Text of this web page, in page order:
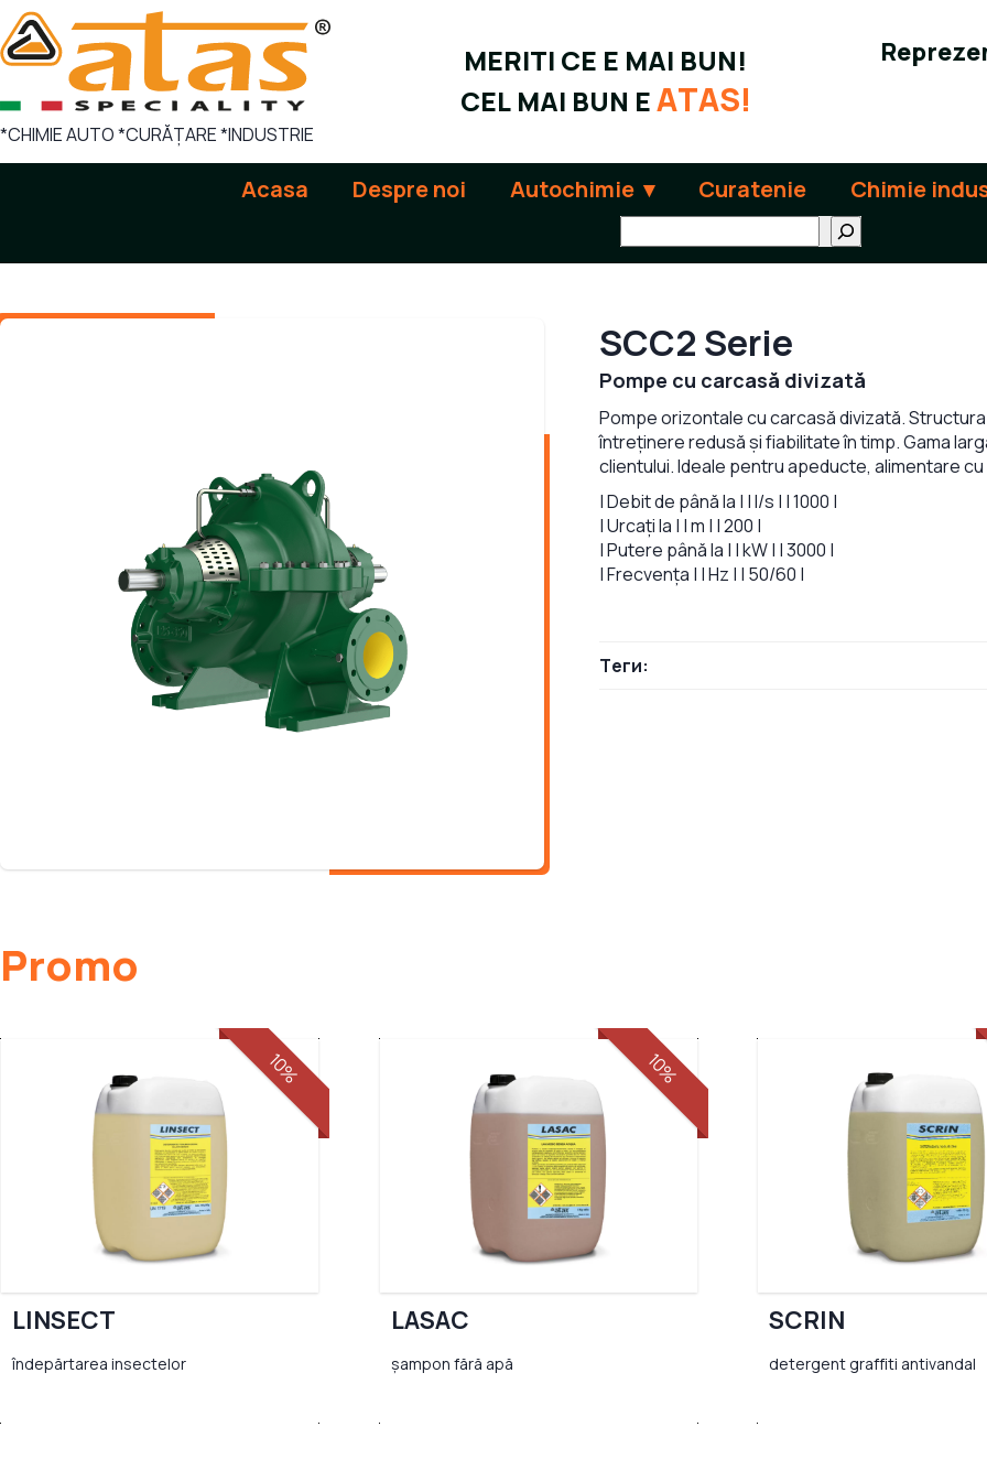
Sari
la
conținut
*CHIMIE AUTO *CURĂȚARE *INDUSTRIE
MERITI CE E MAI BUN!
CEL MAI BUN EATAS!
Acasa Despre noi Autochimie Curatenie Chimie
SCC2 Serie
Pompe cu carcasă divizată
Pompe orizontale cu carcasă divizată.
întreținere redusă și fiabilitate în timp. Gama
clientului. Ideale pentru apeducte, alimentare
| Debit de până la | | l/s | | 1000 |
| Urcați la | | m | | 200 |
| Putere până la | | kW | | 3000 |
| Frecvența | | Hz | | 50/60 |
Теги:
Promo
10%
LINSECT
îndepărtarea insectelor
10%
LASAC
șampon fără apă
SCRIN
detergent graffiti antivandal